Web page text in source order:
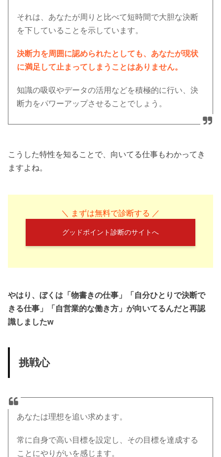
それは、あなたが周りと比べて短時間で大胆な決断
を下していることを示しています。
決断力を周囲に認められたとしても、あなたが現状
に満足して止まってしまうことはありません。
知識の吸収やデータの活用などを積極的に行い、決
断力をパワーアップさせることでしょう。
こうした特性を知ることで、向いてる仕事もわかってき
ますよね。
＼ まずは無料で診断する ／
グッドポイント診断のサイトへ
やはり、ぼくは「物書きの仕事」「自分ひとりで決断で
きる仕事」「自営業的な働き方」が向いてるんだと再認
識しましたw
挑戦心
あなたは理想を追い求めます。
常に自身で高い目標を設定し、その目標を達成する
ことにやりがいを感じます。